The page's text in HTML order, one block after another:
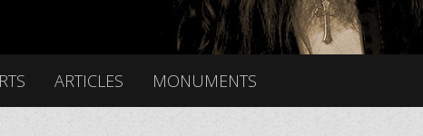
ARTICLES MONUMENTS